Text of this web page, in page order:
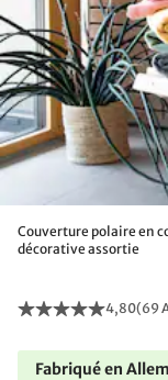
Couverture polaire en
décorative assortie
4,80(69
Fabriqué en